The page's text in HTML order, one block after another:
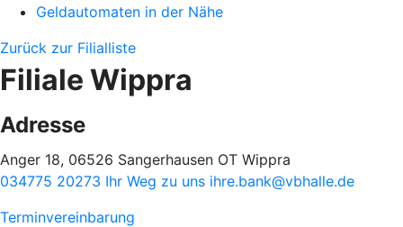
Geldautomaten in der Nähe
Zurück zur Filialliste
Filiale Wippra
Adresse
Anger 18, 06526 Sangerhausen OT Wippra
034775 20273 Ihr Weg zu uns ihre.bank@vbhalle.de
Terminvereinbarung